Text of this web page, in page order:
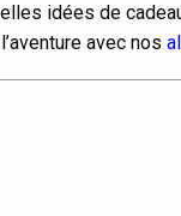
idées de
avec nos